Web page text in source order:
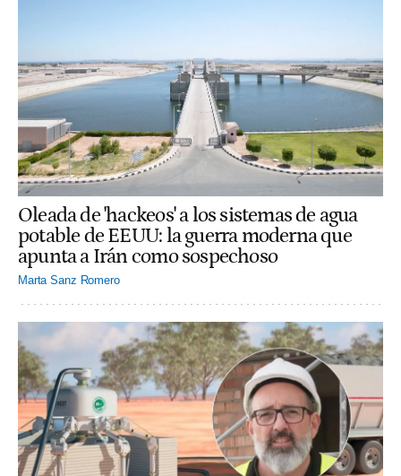
Oleada de 'hackeos' a los sistemas de agua
potable de EEUU: la guerra moderna que
apunta a Irán como sospechoso
Marta Sanz Romero